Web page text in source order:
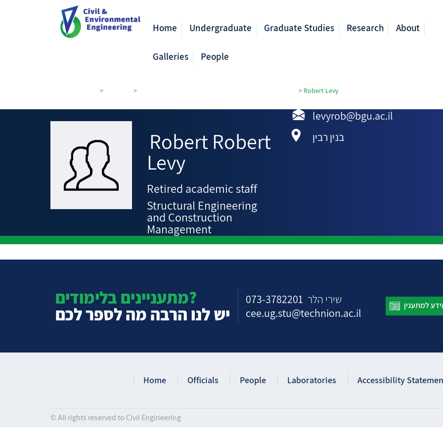
Home Undergraduate Graduate Studies Research About
Galleries People
> > > Robert Levy
Robert Robert
Levy
Retired academic staff
Structural Engineering
and Construction
Management
levyrob@bgu.ac.il
בנין רבין
מתעניינים בלימודים?
יש לנו הרבה מה לספר לכם
שירי הלר 073-3782201
cee.ug.stu@technion.ac.il
Home Officials People Laboratories Accessibility
© All rights reserved to Civil Engineering